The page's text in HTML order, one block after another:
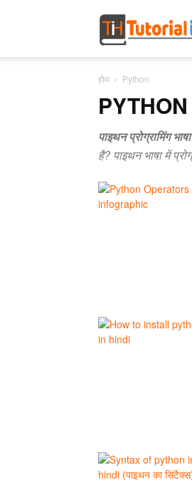
होम Python
PYTHON
पाइथन प्रोग्रामिंग भाषा
है? पाइथन भाषा में